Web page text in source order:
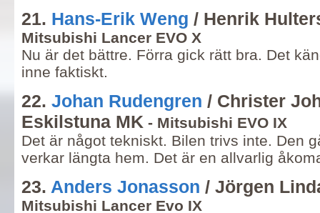
21. Hans-Erik Weng / Henrik
Mitsubishi Lancer EVO X
Nu är det bättre. Förra gick rätt bra. Det
inne faktiskt.
22. Johan Rudengren / Christer
Eskilstuna MK - Mitsubishi EVO IX
Det är något tekniskt. Bilen trivs inte. Den
verkar längta hem. Det är en allvarlig
23. Anders Jonasson / Jörgen
Mitsubishi Lancer Evo IX